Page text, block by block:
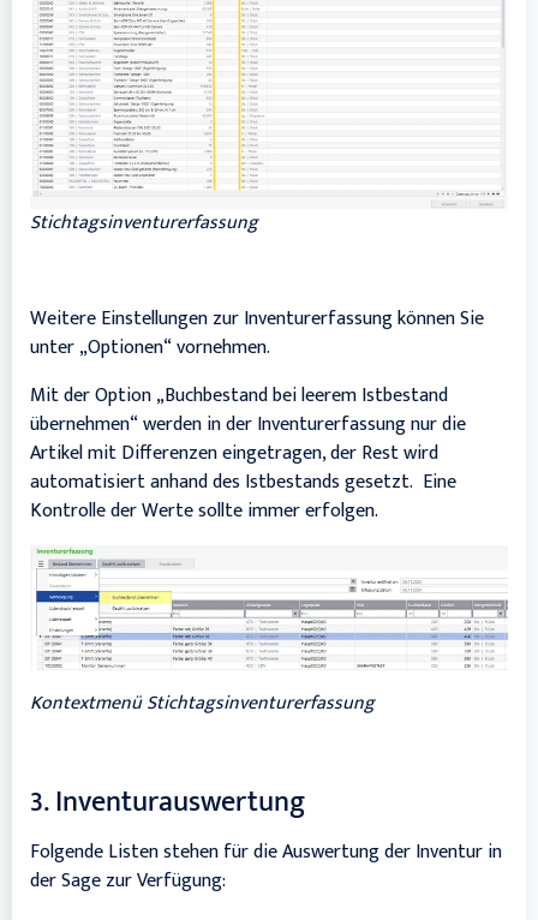
Stichtagsinventurerfassung
Weitere Einstellungen zur Inventurerfassung können Sie
unter „Optionen“ vornehmen.
Mit der Option „Buchbestand bei leerem Istbestand
übernehmen“ werden in der Inventurerfassung nur die
Artikel mit Differenzen eingetragen, der Rest wird
automatisiert anhand des Istbestands gesetzt. Eine
Kontrolle der Werte sollte immer erfolgen.
Kontextmenü Stichtagsinventurerfassung
3. Inventurauswertung
Folgende Listen stehen für die Auswertung der Inventur in
der Sage zur Verfügung: